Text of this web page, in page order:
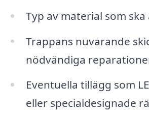
Typ av material som ska
Trappans nuvarande
nödvändiga
Eventuella tillägg som
eller specialdesignade